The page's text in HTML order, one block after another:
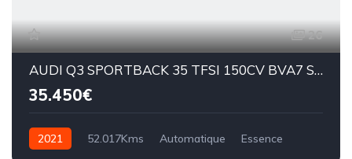
26
AUDI Q3 SPORTBACK 35 TFSI 150CV BVA7 S LINE
35.450€
2021 52.017Kms Automatique
Essence